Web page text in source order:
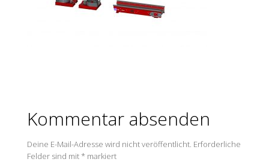
Kommentar absenden
Deine E-Mail-Adresse wird nicht veröffentlicht. Erforderliche
Felder sind mit*markiert